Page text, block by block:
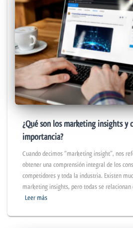
¿Qué son los marketing insights y
importancia?
Cuando decimos “marketing insight”, nos
obtener una comprensión integral de los
competidores y toda la industria. Existen
marketing insights, pero todas se
Leer más